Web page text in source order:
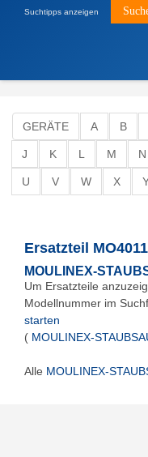
Suchtipps anzeigen
GERÄTE A B
J K L M N
U V W X
Ersatzteil
MOULINEX-
Um Ersatzteile
Modellnummer im
starten
( MOULINEX-
Alle MOULINEX-